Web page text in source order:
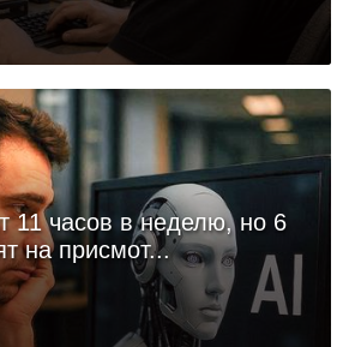
11 часов в неделю, но 6
на присмот...